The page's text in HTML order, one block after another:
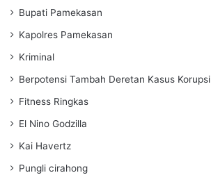
Bupati Pamekasan
Kapolres Pamekasan
Kriminal
Berpotensi Tambah Deretan Kasus Korupsi
Fitness Ringkas
El Nino Godzilla
Kai Havertz
Pungli cirahong